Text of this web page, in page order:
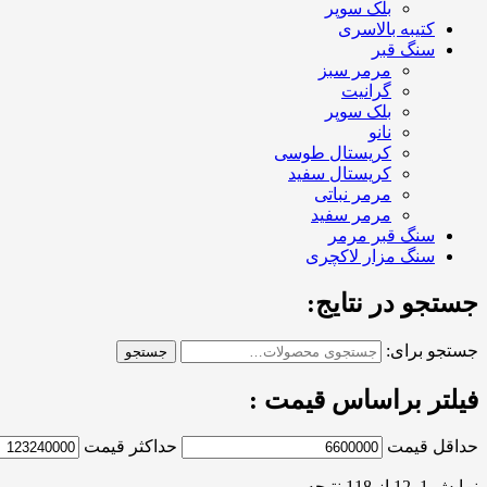
بلک سوپر
کتیبه بالاسری
سنگ قبر
مرمر سبز
گرانیت
بلک سوپر
نانو
کریستال طوسی
کریستال سفید
مرمر نباتی
مرمر سفید
سنگ قبر مرمر
سنگ مزار لاکچری
جستجو در نتایج:
جستجو برای: جستجو
فیلتر براساس قیمت :
حداقل قیمت حداکثر قیمت